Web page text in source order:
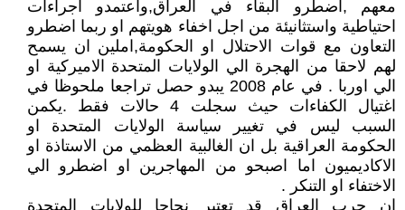
معهم ,اضطرو البقاء في العراق,واعتمدو اجراءات
احتياطية واستثانيئة من اجل اخفاء هويتهم او ربما اضطرو
التعاون مع قوات الاحتلال او الحكومة,املين ان يسمح
لهم لاحقا من الهجرة الي الولايات المتحدة الاميركية او
الي اوربا . في عام 2008 يبدو حصل تراجعا ملحوظا في
اغتيال الكفاءات حيث سجلت 4 حالات فقط .يكمن
السبب ليس في تغيير سياسة الولايات المتحدة او
الحكومة العراقية بل ان الغالبية العظمي من الاستاذة او
الاكاديميون اما اصبحو من المهاجرين او اضطرو الي
الاختفاء او التنكر .
ان حرب العراق قد تعتبر نجاحا للولايات المتحدة